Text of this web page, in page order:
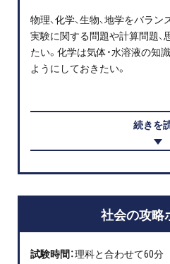
物理、化学、生物、地学をバラ
実験に関する問題や計算問題、
たい。化学は気体・水溶液の知
ようにしておきたい。
続きを
社会の攻略
試験時間：理科と合わせて60分